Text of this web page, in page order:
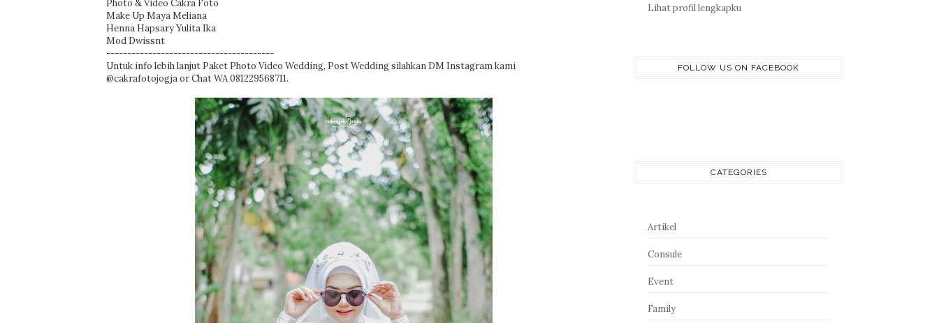
Photo & Video Cakra Foto
Make Up Maya Meliana
Henna Hapsary Yulita Ika
Mod Dwissnt
----------------------------------------
Untuk info lebih lanjut Paket Photo Video Wedding, Post Wedding silahkan DM Instagram kami
@cakrafotojogja or Chat WA 081229568711.
Lihat profil lengkapku
FOLLOW US ON FACEBOOK
CATEGORIES
Artikel
Consule
Event
Family